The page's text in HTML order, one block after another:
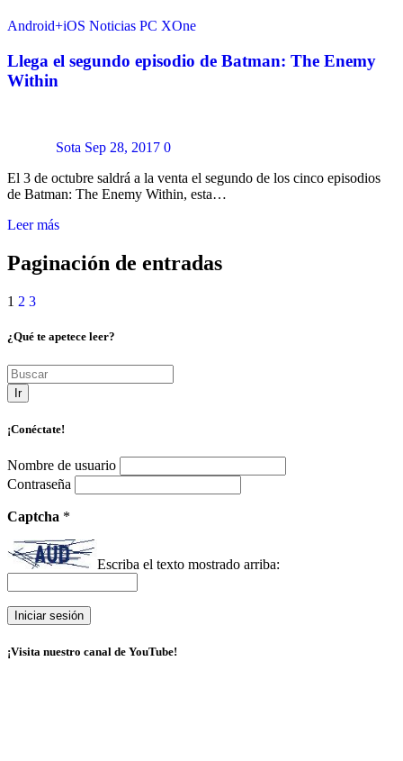
Android+iOS Noticias PC XOne
Llega el segundo episodio de Batman: The Enemy
Within
Sota Sep 28, 2017 0
El 3 de octubre saldrá a la venta el segundo de los cinco episodios
de Batman: The Enemy Within, esta…
Leer más
Paginación de entradas
1 2 3
¿Qué te apetece leer?
Ir
¡Conéctate!
Nombre de usuario
Contraseña
Captcha *
Escriba el texto mostrado arriba:
¡Visita nuestro canal de YouTube!